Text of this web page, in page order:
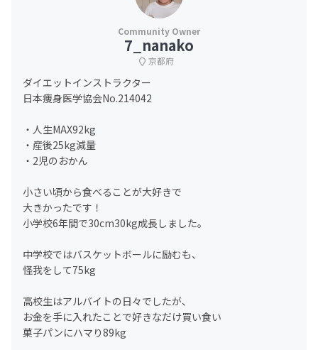
7_nanako
京都府
ダイエットインストラクター
日本痩身医学協会No.214042
・人生MAX92kg
・産後25kg減量
・2児のおかん
小さい頃から食べることが大好きで
大きかったです！
小学校6年間で30cm30kg成長しました。
中学校ではバスケットボールに励むも、
怪我をして75kg
高校生はアルバイトの日々でしたが、
お金を手に入れたことで好きなだけ買い食い
菓子パンにハマり89kg